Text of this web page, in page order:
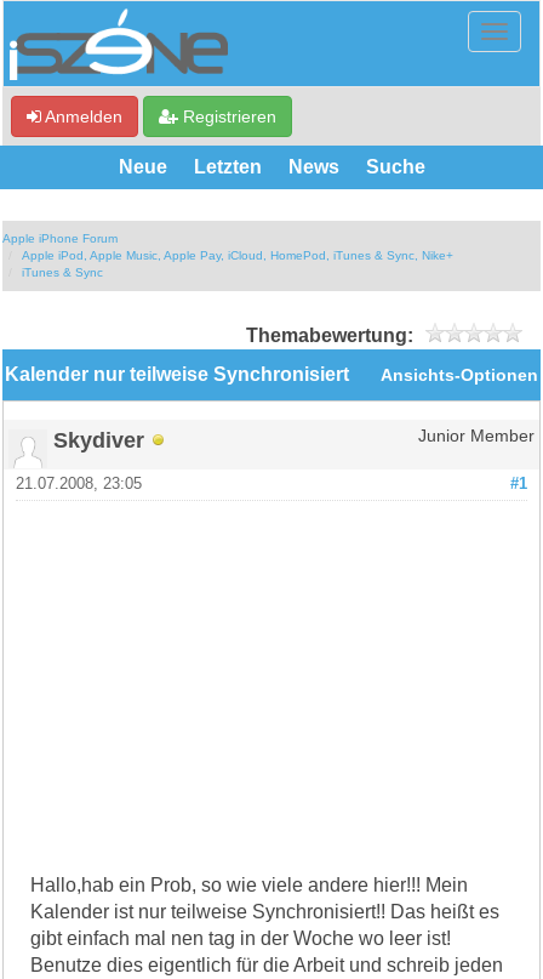
Anmelden Registrieren
Neue Letzten News Suche
Apple iPhone Forum
Apple iPod, Apple Music, Apple Pay, iCloud, HomePod, iTunes & Sync, Nike+
iTunes & Sync
Themabewertung:
Ansichts-Optionen
Kalender nur teilweise Synchronisiert
Skydiver Junior Member
#1
21.07.2008, 23:05
Hallo,hab ein Prob, so wie viele andere hier!!! Mein
Kalender ist nur teilweise Synchronisiert!! Das heißt es
gibt einfach mal nen tag in der Woche wo leer ist!
Benutze dies eigentlich für die Arbeit und schreib jeden